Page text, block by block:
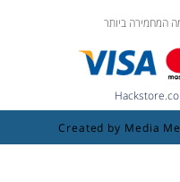
המחמירה ביותר
Created by Media Me